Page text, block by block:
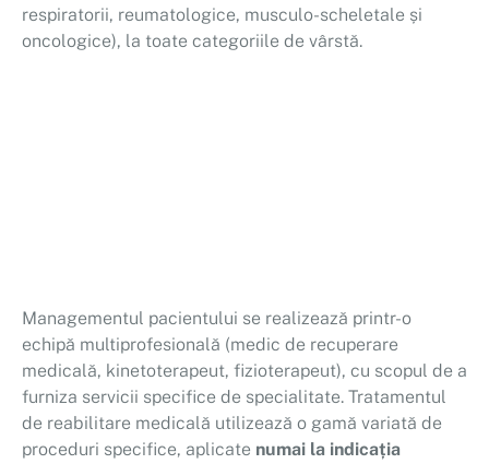
respiratorii, reumatologice, musculo-scheletale și
oncologice), la toate categoriile de vârstă.
Managementul pacientului se realizează printr-o
echipă multiprofesională (medic de recuperare
medicală, kinetoterapeut, fizioterapeut), cu scopul de a
furniza servicii specifice de specialitate. Tratamentul
de reabilitare medicală utilizează o gamă variată de
proceduri specifice, aplicate numai la indicația